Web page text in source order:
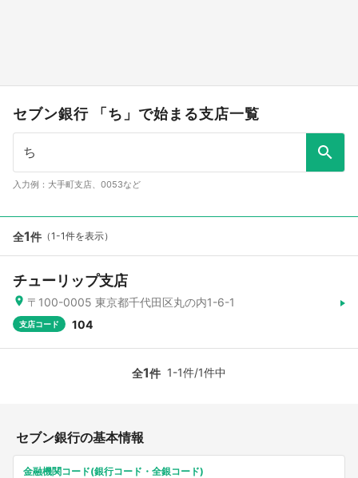
セブン銀行 「ち」で始まる支店一覧
入力例：大手町支店、0053など
全1件 （1-1件を表示）
チューリップ支店
〒100-0005 東京都千代田区丸の内1-6-1
支店コード 104
全1件 1-1件/1件中
セブン銀行の基本情報
金融機関コード(銀行コード・全銀コード)